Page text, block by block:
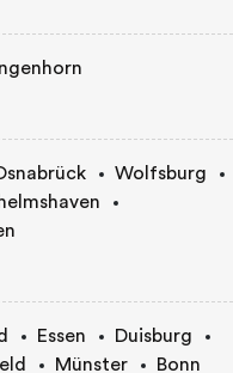
Wolfsburg
Essen
Duisburg
Münster Bonn